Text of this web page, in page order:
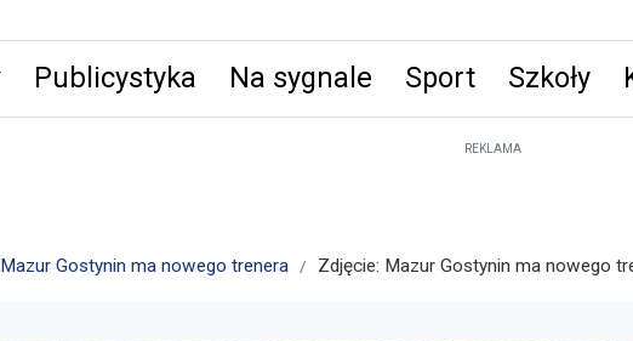
Publicystyka Na sygnale Sport Szkoły
REKLAMA
Mazur Gostynin ma nowego trenera Zdjęcie: Mazur Gostynin ma nowego